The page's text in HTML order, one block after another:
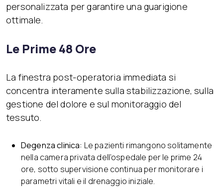
personalizzata per garantire una guarigione
ottimale.
Le Prime 48 Ore
La finestra post-operatoria immediata si
concentra interamente sulla stabilizzazione, sulla
gestione del dolore e sul monitoraggio del
tessuto.
Degenza clinica: Le pazienti rimangono solitamente
nella camera privata dell’ospedale per le prime 24
ore, sotto supervisione continua per monitorare i
parametri vitali e il drenaggio iniziale.